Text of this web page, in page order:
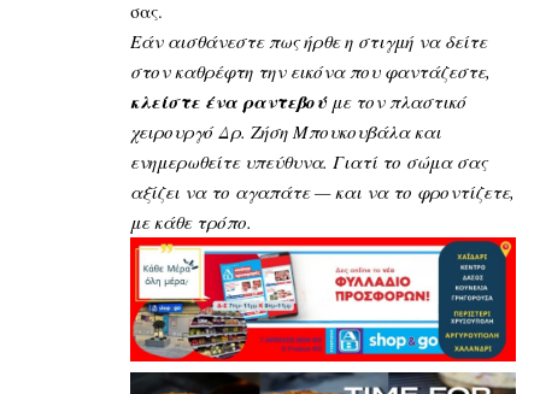
σας.
Εάν αισθάνεστε πως ήρθε η στιγμή να δείτε
στον καθρέφτη την εικόνα που φαντάζεστε,
κλείστε ένα ραντεβού με τον πλαστικό
χειρουργό Δρ. Ζήση Μπουκουβάλακαι
ενημερωθείτε υπεύθυνα. Γιατί το σώμα σας
αξίζει να το αγαπάτε — και να το φροντίζετε,
με κάθε τρόπο.